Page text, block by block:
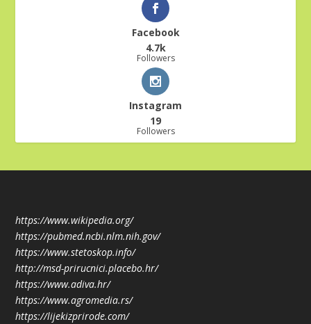
Facebook
4.7k
Followers
Instagram
19
Followers
https://www.wikipedia.org/
https://pubmed.ncbi.nlm.nih.gov/
https://www.stetoskop.info/
http://msd-prirucnici.placebo.hr/
https://www.adiva.hr/
https://www.agromedia.rs/
https://lijekizprirode.com/